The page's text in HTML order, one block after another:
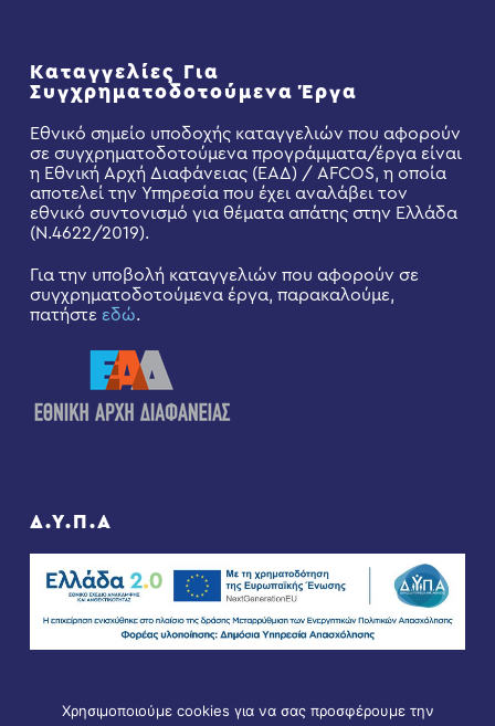
Καταγγελίες Για
Συγχρηματοδοτούμενα Έργα
Εθνικό σημείο υποδοχής καταγγελιών που αφορούν
σε συγχρηματοδοτούμενα προγράμματα/έργα είναι
η Εθνική Αρχή Διαφάνειας (ΕΑΔ) / AFCOS, η οποία
αποτελεί την Υπηρεσία που έχει αναλάβει τον
εθνικό συντονισμό για θέματα απάτης στην Ελλάδα
(Ν.4622/2019).
Για την υποβολή καταγγελιών που αφορούν σε
συγχρηματοδοτούμενα έργα, παρακαλούμε,
πατήστε εδώ.
Δ.Υ.Π.Α
Χρησιμοποιούμε cookies για να σας προσφέρουμε την